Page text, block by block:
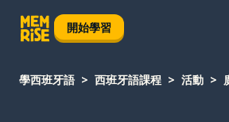
開始學習
學西班牙語 西班牙語課程 活動